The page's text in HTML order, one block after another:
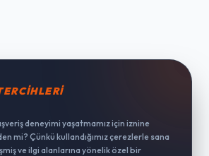
deneyimi yaşatmamız için iznine
mi? Çünkü kullandığımız çerezlerle sana
ve ilgi alanlarına yönelik özel bir